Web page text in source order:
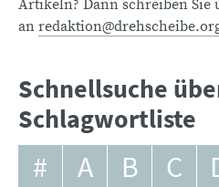
Artikeln? Dann schreiben Sie
an
Schnellsuche
Schlagwortliste
# A B C